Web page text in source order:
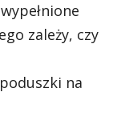
zależy, czy
na